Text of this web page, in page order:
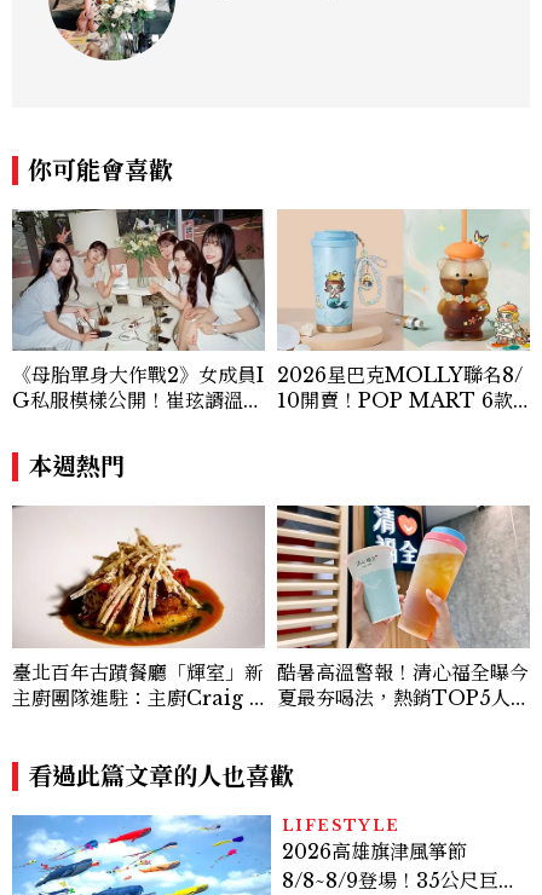
你可能會喜歡
《母胎單身大作戰2》女成員I
G私服模樣公開！崔玹諝溫柔
低調千金？
2026星巴克MOLLY聯名8/
10開賣！POP MART 6款
本週熱門
臺北百年古蹟餐廳「輝室」新
主廚團隊進駐：主廚Craig Y
料理風味
酷暑高溫警報！清心福全曝今
夏最夯喝法，熱銷TOP5人氣
看過此篇文章的人也喜歡
LIFESTYLE
2026高雄旗津風箏節
8/8~8/9登場！35公尺巨大